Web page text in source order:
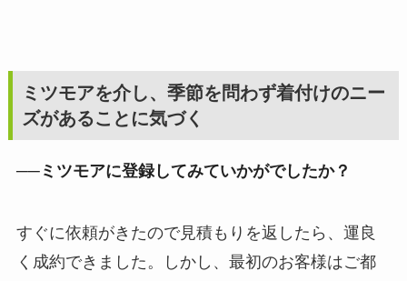
ミツモアを介し、季節を問わず着付けのニー
ズがあることに気づく
──ミツモアに登録してみていかがでしたか？
すぐに依頼がきたので見積もりを返したら、運良
く成約できました。しかし、最初のお客様はご都